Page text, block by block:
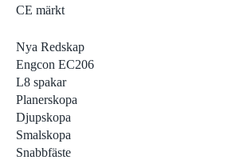
CE märkt
Nya Redskap
Engcon EC206
L8 spakar
Planerskopa
Djupskopa
Smalskopa
Snabbfäste